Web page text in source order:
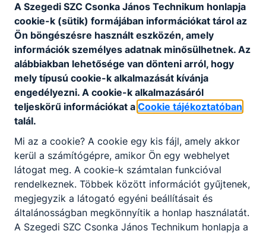
Gimnázium
1960/1961-től - Rózsa Ferenc Gimnázium
1969/1970-től - Rózsa Ferenc Gimnázium,
Kereskedelmi és Villanyszerelő
Szakközépiskola
1971/1972-től - Rózsa Ferenc Szakközépiskola
1973/1974-től - Rózsa Ferenc Erősáramú,
Kereskedelmi, Közlekedésgépészeti és
1981/1982-től - Rózsa Ferenc Autóforgalmi,
Autószerelő, Autóvillamossági szerelő és
Villanyszerelő Szakközépiskola
1990/1991-től - Rózsa Ferenc Gimnázium és
Szakközépiskola
1991/1992-től - Csonka János Gimnázium és
Szakközépiskola
A Szegedi SZC Csonka János Technikum honlapja
cookie-k (sütik) formájában információkat tárol az
Ön böngészésre használt eszközén, amely
információk személyes adatnak minősülhetnek. Az
alábbiakban lehetősége van dönteni arról, hogy
mely típusú cookie-k alkalmazását kívánja
engedélyezni. A cookie-k alkalmazásáról
teljeskörű információkat a Cookie tájékoztatóban
talál.
Mi az a cookie? A cookie egy kis fájl, amely akkor
kerül a számítógépre, amikor Ön egy webhelyet
látogat meg. A cookie-k számtalan funkcióval
rendelkeznek. Többek között információt gyűjtenek,
megjegyzik a látogató egyéni beállításait és
általánosságban megkönnyítik a honlap használatát.
A Szegedi SZC Csonka János Technikum honlapja a